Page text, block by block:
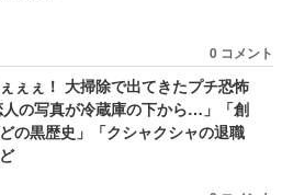
0 コメント
ぇぇ！ 大掃除で出てきたプチ恐怖
の写真が冷蔵庫の下から…」「創
の黒歴史」「クシャクシャの退職